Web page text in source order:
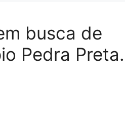
busca de
Pedra Preta.